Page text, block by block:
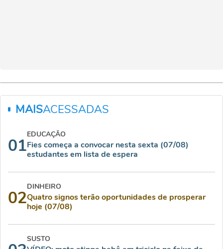
MAISACESSADAS
01
EDUCAÇÃO
Fies começa a convocar nesta sexta (07/08)
estudantes em lista de espera
02
DINHEIRO
Quatro signos terão oportunidades de prosperar
hoje (07/08)
SUSTO